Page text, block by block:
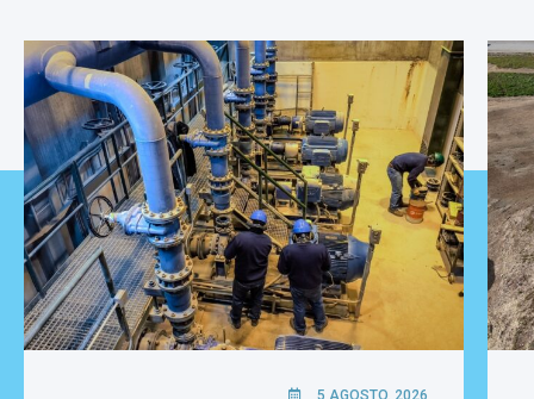
5 AGOSTO, 2026